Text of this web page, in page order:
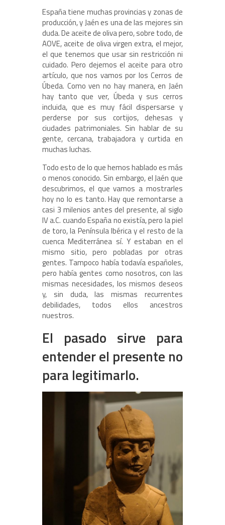
España tiene muchas provincias y zonas de
producción, y Jaén es una de las mejores sin
duda. De aceite de oliva pero, sobre todo, de
AOVE, aceite de oliva virgen extra, el mejor,
el que tenemos que usar sin restricción ni
cuidado. Pero dejemos el aceite para otro
artículo, que nos vamos por los Cerros de
Úbeda. Como ven no hay manera, en Jaén
hay tanto que ver, Úbeda y sus cerros
incluida, que es muy fácil dispersarse y
perderse por sus cortijos, dehesas y
ciudades patrimoniales. Sin hablar de su
gente, cercana, trabajadora y curtida en
muchas luchas.
Todo esto de lo que hemos hablado es más
o menos conocido. Sin embargo, el Jaén que
descubrimos, el que vamos a mostrarles
hoy no lo es tanto. Hay que remontarse a
casi 3 milenios antes del presente, al siglo
IV a.C. cuando España no existía, pero la piel
de toro, la Península Ibérica y el resto de la
cuenca Mediterránea sí. Y estaban en el
mismo sitio, pero pobladas por otras
gentes. Tampoco había todavía españoles,
pero había gentes como nosotros, con las
mismas necesidades, los mismos deseos
y, sin duda, las mismas recurrentes
debilidades, todos ellos ancestros
nuestros.
El pasado sirve para
entender el presente no
para legitimarlo.